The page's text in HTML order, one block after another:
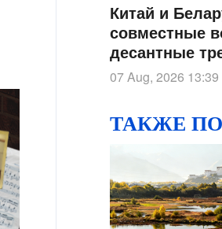
Китай и
совместные
десантные
"Шэньин-2026"
07 Aug, 2026 13:39
ТАКЖЕ